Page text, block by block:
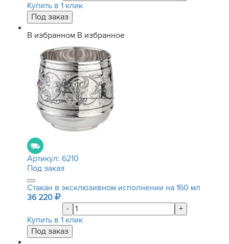
Купить в 1 клик
В избранном В избранное
Артикул: 6210
Под заказ
Стакан в эксклюзивном исполнении на 160 мл
36 220
-
+
Купить в 1 клик